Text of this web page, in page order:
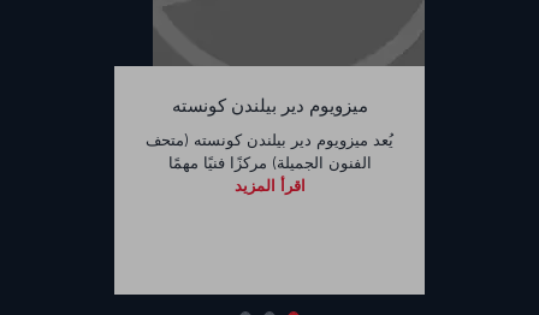
ميزويوم دير بيلندن كونسته
يُعد ميزويوم دير بيلندن كونسته (متحف
الفنون الجميلة) مركزًا فنيًا مهمًا
اقرأ المزيد